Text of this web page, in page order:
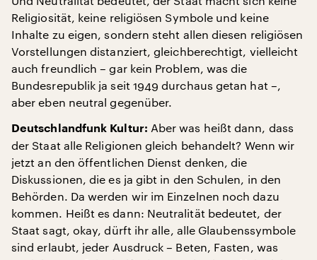
Religiosität, keine religiösen Symbole und keine
Inhalte zu eigen, sondern steht allen diesen religiösen
Vorstellungen distanziert, gleichberechtigt, vielleicht
auch freundlich – gar kein Problem, was die
Bundesrepublik ja seit 1949 durchaus getan hat –,
aber eben neutral gegenüber.
Deutschlandfunk Kultur: Aber was heißt dann, dass
der Staat alle Religionen gleich behandelt? Wenn wir
jetzt an den öffentlichen Dienst denken, die
Diskussionen, die es ja gibt in den Schulen, in den
Behörden. Da werden wir im Einzelnen noch dazu
kommen. Heißt es dann: Neutralität bedeutet, der
Staat sagt, okay, dürft ihr alle, alle Glaubenssymbole
sind erlaubt, jeder Ausdruck – Beten, Fasten, was